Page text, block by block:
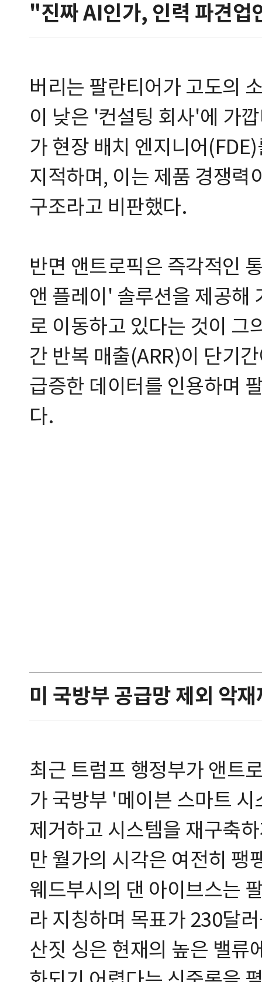
"진짜 AI인가, 인력 파견
버리는 팔란티어가 고도의
이 낮은 '컨설팅 회사'에 가
가 현장 배치 엔지니어
지적하며, 이는 제품 경쟁력
구조라고 비판했다.
반면 앤트로픽은 즉각적인
앤 플레이' 솔루션을 제공해
로 이동하고 있다는 것이 그
간 반복 매출(ARR)이 단기
급증한 데이터를 인용하며
다.
미 국방부 공급망 제외 악
최근 트럼프 행정부가 앤트
가 국방부 '메이븐 스마트
제거하고 시스템을 재구축
만 월가의 시각은 여전히 팽
웨드부시의 댄 아이브스는
라 지칭하며 목표가 230달
산짓 싱은 현재의 높은 밸류